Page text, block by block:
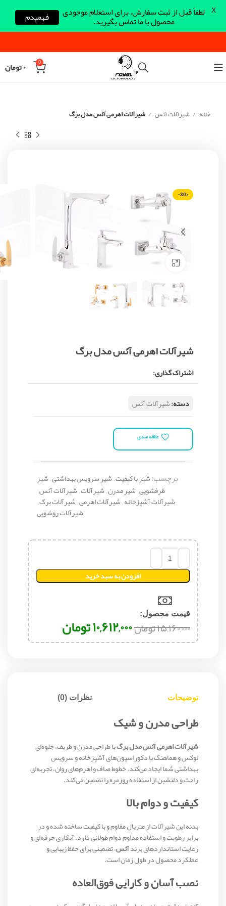
0 ۰تومان
خانه شیرآلات آئس شیرآلات اهرمی آئس مدل برگ
-30%
Click to enlarge
شیرآلات اهرمی آئس مدل برگ
اشتراک گذاری:
دسته:شیرآلات آئس
علاقه مندی
برچسب:شیر با کیفیت,شیر سرویس بهداشتی,شیر
ظرفشویی,شیر مدرن,شیرآلات,شیرآلات آئس,
شیرآلات آشپزخانه,شیرآلات اهرمی,شیرآلات برگ,
شیرآلات روشویی
افزودن به سبد خرید
قیمت محصول:​
۱۵,۱۶۰,۰۰۰تومان۱۰,۶۱۲,۰۰۰تومان
توضیحات نظرات (0)
طراحی مدرن و شیک
شیرآلات اهرمی آئس مدل برگبا طراحی مدرن و ظریف، جلوه‌ای
لوکس و هماهنگ با دکوراسیون‌های آشپزخانه و سرویس
بهداشتی شما ایجاد می‌کند. خطوط صاف و اهرم‌های روان، تجربه‌ای
راحت و دلنشین از استفاده روزمره را تضمین می‌کند.
کیفیت و دوام بالا
بدنه این شیرآلات از متریال مقاوم و با کیفیت ساخته شده و در
برابر رطوبت و استفاده مداوم دوام طولانی دارد. آبکاری حرفه‌ای و
رعایت استانداردهای برندآئس، تضمینی برای حفظ زیبایی و
عملکرد محصول در طول زمان است.
نصب آسان و کارایی فوق‌العاده
لطفاً قبل از ثبت سفارش، برای استعلام موجودی
محصول با ما تماس بگیرید. فهمیدم X